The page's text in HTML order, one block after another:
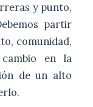
y punto,
partir
comunidad,
en la
de un alto